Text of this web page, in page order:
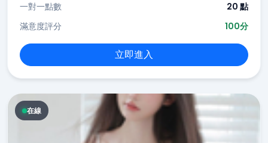
一對一點數
20 點
滿意度評分
100分
立即進入
在線